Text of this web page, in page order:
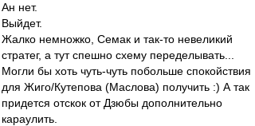
Ан нет.
Выйдет.
Жалко немножко, Семак и так-то невеликий
стратег, а тут спешно схему переделывать...
Могли бы хоть чуть-чуть побольше спокойствия
для Жиго/Кутепова (Маслова) получить :) А так
придется отскок от Дзюбы дополнительно
караулить.